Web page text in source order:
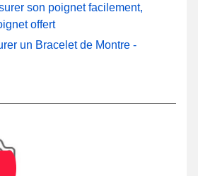
son poignet facilement,
offert
un Bracelet de Montre -